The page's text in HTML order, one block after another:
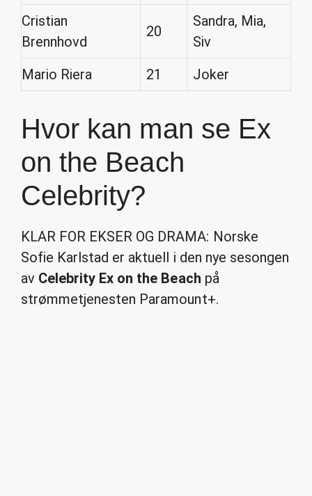
Cristian
Brennhovd
20
Sandra, Mia,
Siv
Mario Riera
21 Joker
Hvor kan man se Ex
on the Beach
Celebrity?
KLAR FOR EKSER OG DRAMA: Norske
Sofie Karlstad er aktuell i den nye sesongen
av Celebrity Ex on the Beach på
strømmetjenesten Paramount+.